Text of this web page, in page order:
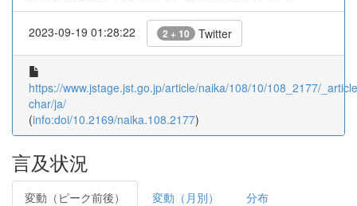
2023-09-19 01:28:22 2 + 10 Twitter
https://www.jstage.jst.go.jp/article/naika/108/10/108_2177/
char/ja/
(info:doi/10.2169/naika.108.2177)
言及状況
変動（ピーク前後） 変動（月別） 分布